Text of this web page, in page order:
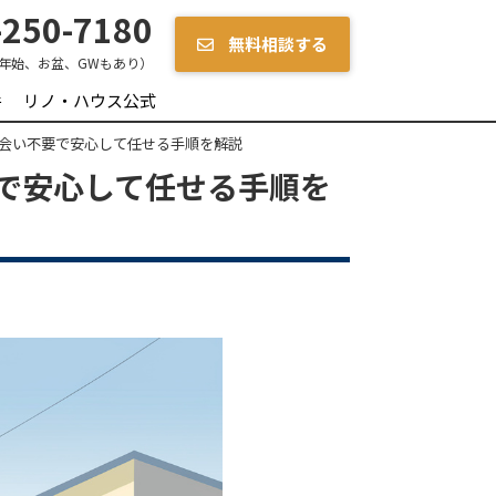
7180
始、お盆、GWもあり）
無料相談する
リノ・ハウス公式
い不要で安心して任せる手順を解説
安心して任せる手順を